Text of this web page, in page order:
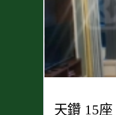
天鑽 15